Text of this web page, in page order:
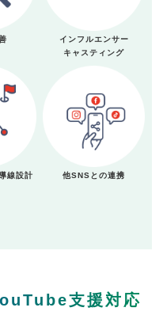
インフルエンサー
キャスティング
線設計 他SNSとの連携
支援対応